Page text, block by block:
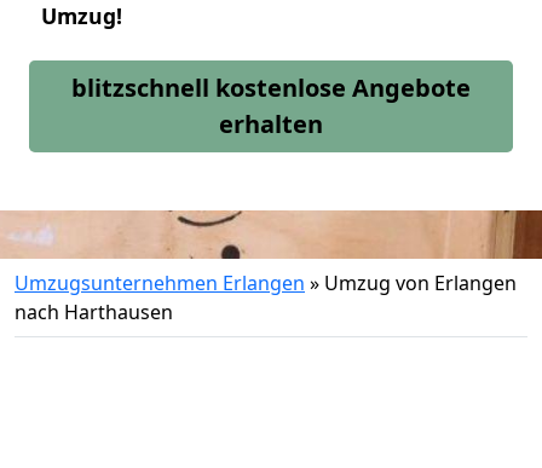
Umzug!
blitzschnell kostenlose Angebote
erhalten
Umzugsunternehmen Erlangen » Umzug von Erlangen
nach Harthausen